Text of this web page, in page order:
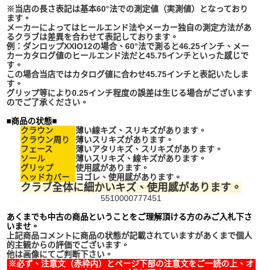
※当店の長さ表記は基本60°法での測定値（実測値）となっており
ます。
メーカーによってはヒールエンド法やメーカー独自の測定方法があ
るクラブは差異を合わせて表記しております。
例：ダンロップXXIO12の場合、60°法で測ると46.25インチ、メー
カーカタログ値のヒールエンド法だと45.75インチといった感じで
す。
この場合当店ではカタログ値に合わせ45.75インチと表記いたしま
す。
グリップ等により0.25インチ程度の誤差は生じる場合がございます
のでご了承ください。
■商品の状態■
クラウン
薄い線キズ、スリキズがあります。
クラウン周り
薄いスリキズがあります。
フェース
薄いアタリキズ、スリキズがあります。
ソール
薄いスリキズ、線キズがあります。
グリップ
使用感があります。
ヘッドカバー
ヨゴレ、使用感があります。
クラブ全体に細かいキズ、使用感があります。
5510000777451
あくまでも中古の商品ということをご理解頂ける方のみご入札下さ
いませ。
上記商品コメントに商品の状態が記載されていますがあくまで個人
的主観からの評価でございます。
他は画像にてご判断下さい。
※必ず、注意文（赤枠内）とページ下部の注意文をご一読の上、オ